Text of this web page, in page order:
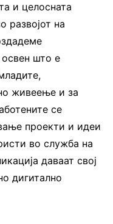
и целосната
развојот на
освен што е
живеење и за
се
проекти и идеи
во служба на
даваат свој
дигитално